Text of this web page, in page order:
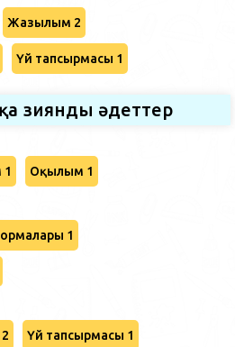
Жазылым 2
Үй тапсырмасы 1
зиянды әдеттер
Оқылым 1
1
Үй тапсырмасы 1